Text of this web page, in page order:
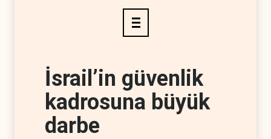
İsrail’in güvenlik
kadrosuna büyük
darbe